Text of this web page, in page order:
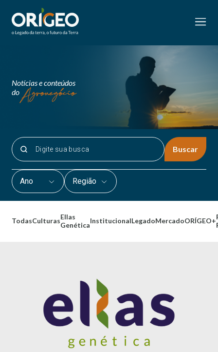
Notícias e conteúdos
do
Buscar
Ano Região
TodasCulturasEllas
GenéticaInstitucionalLegadoMercadoORÍGEO+